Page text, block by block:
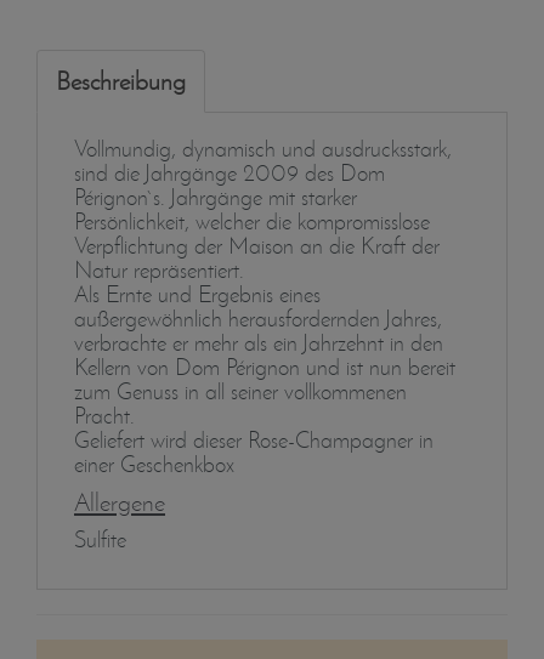
Beschreibung
Vollmundig, dynamisch und ausdrucksstark,
sind die Jahrgänge 2009 des Dom
Pérignon`s. Jahrgänge mit starker
Persönlichkeit, welcher die kompromisslose
Verpflichtung der Maison an die Kraft der
Natur repräsentiert.
Als Ernte und Ergebnis eines
außergewöhnlich herausfordernden Jahres,
verbrachte er mehr als ein Jahrzehnt in den
Kellern von Dom Pérignon und ist nun bereit
zum Genuss in all seiner vollkommenen
Pracht.
Geliefert wird dieser Rose-Champagner in
einer Geschenkbox
Allergene
Sulfite